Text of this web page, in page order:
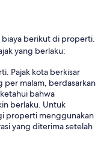
berikut di properti.
yang berlaku:
Pajak kota berkisar
per malam, berdasarkan
bahwa
berlaku. Untuk
properti menggunakan
yang diterima setelah